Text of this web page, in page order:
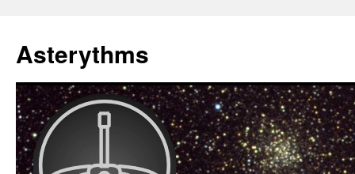
Asterythms